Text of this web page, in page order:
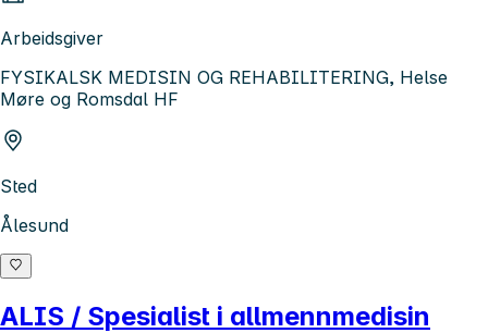
Arbeidsgiver
FYSIKALSK MEDISIN OG REHABILITERING, Helse
Møre og Romsdal HF
Sted
Ålesund
ALIS / Spesialist i allmennmedisin